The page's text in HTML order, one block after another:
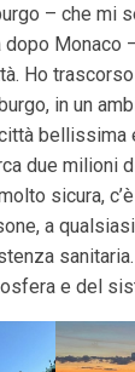
– che mi
Monaco
Ho
in un
bellissima
due milioni
sicura,
a
e del